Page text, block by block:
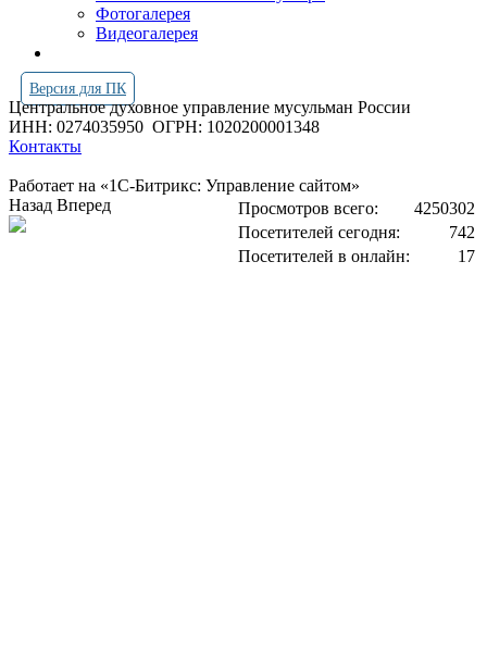
Фотогалерея
Видеогалерея
Версия для ПК
Центральное духовное управление мусульман России
ИНН: 0274035950 ОГРН: 1020200001348
Контакты
Работает на «1С-Битрикс: Управление сайтом»
Просмотров всего:
4250302
Посетителей сегодня:
742
Посетителей в онлайн:
17
Назад Вперед